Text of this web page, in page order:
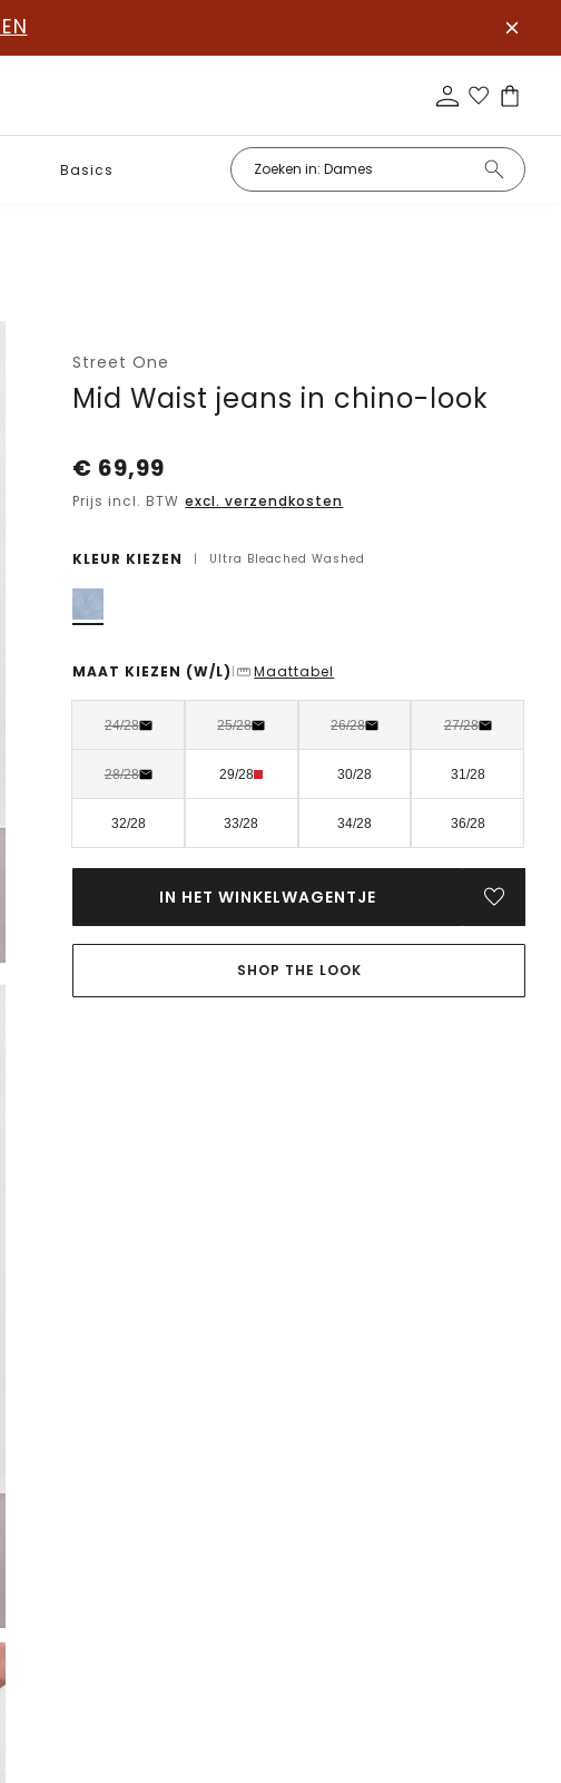
Basics
Street One
Mid Waist jeans in chino-look
€ 69,99
Prijs incl. BTW excl. verzendkosten
KLEUR KIEZEN | Ultra Bleached Washed
MAAT KIEZEN (W/L) | Maattabel
24/28 25/28 26/28 27/28
28/28 29/28 30/28 31/28
32/28 33/28 34/28 36/28
IN HET WINKELWAGENTJE
SHOP THE LOOK